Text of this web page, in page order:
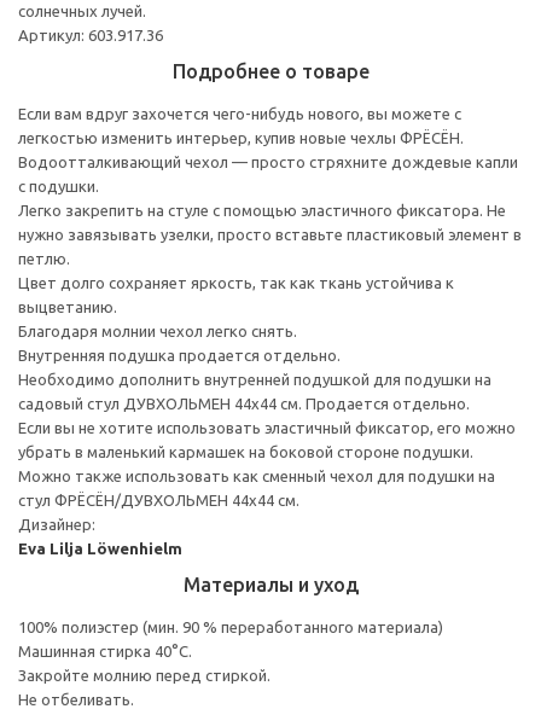
солнечных лучей.
Артикул: 603.917.36
Подробнее о товаре
Если вам вдруг захочется чего-нибудь нового, вы можете с
легкостью изменить интерьер, купив новые чехлы ФРЁСЁН.
Водоотталкивающий чехол — просто стряхните дождевые капли
с подушки.
Легко закрепить на стуле с помощью эластичного фиксатора. Не
нужно завязывать узелки, просто вставьте пластиковый элемент в
петлю.
Цвет долго сохраняет яркость, так как ткань устойчива к
выцветанию.
Благодаря молнии чехол легко снять.
Внутренняя подушка продается отдельно.
Необходимо дополнить внутренней подушкой для подушки на
садовый стул ДУВХОЛЬМЕН 44x44 см. Продается отдельно.
Если вы не хотите использовать эластичный фиксатор, его можно
убрать в маленький кармашек на боковой стороне подушки.
Можно также использовать как сменный чехол для подушки на
стул ФРЁСЁН/ДУВХОЛЬМЕН 44x44 см.
Дизайнер:
Eva Lilja Löwenhielm
Материалы и уход
100% полиэстер (мин. 90 % переработанного материала)
Машинная стирка 40°С.
Закройте молнию перед стиркой.
Не отбеливать.